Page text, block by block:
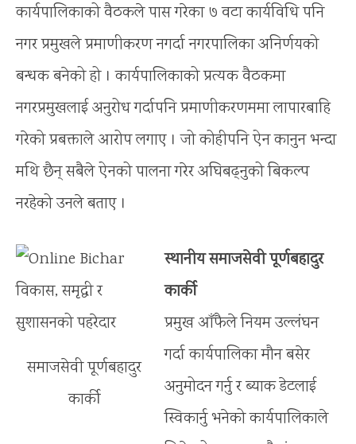
कार्यपालिकाको वैठकले पास गरेका ७ वटा कार्यविधि पनि
नगर प्रमुखले प्रमाणीकरण नगर्दा नगरपालिका अनिर्णयको
बन्धक बनेको हो । कार्यपालिकाको प्रत्यक वैठकमा
नगरप्रमुखलाई अनुरोध गर्दापनि प्रमाणीकरणममा लापारबाहि
गरेको प्रबक्ताले आरोप लगाए । जो कोहीपनि ऐन कानुन भन्दा
मथि छैन् सबैले ऐनको पालना गरेर अघिबढ्नुको बिकल्प
नरहेको उनले बताए ।
समाजसेवी पूर्णबहादुर
कार्की
स्थानीय समाजसेवी पूर्णबहादुर
कार्की
प्रमुख आँफैले नियम उल्लंघन
गर्दा कार्यपालिका मौन बसेर
अनुमोदन गर्नु र ब्याक डेटलाई
स्विकार्नु भनेको कार्यपालिकाले